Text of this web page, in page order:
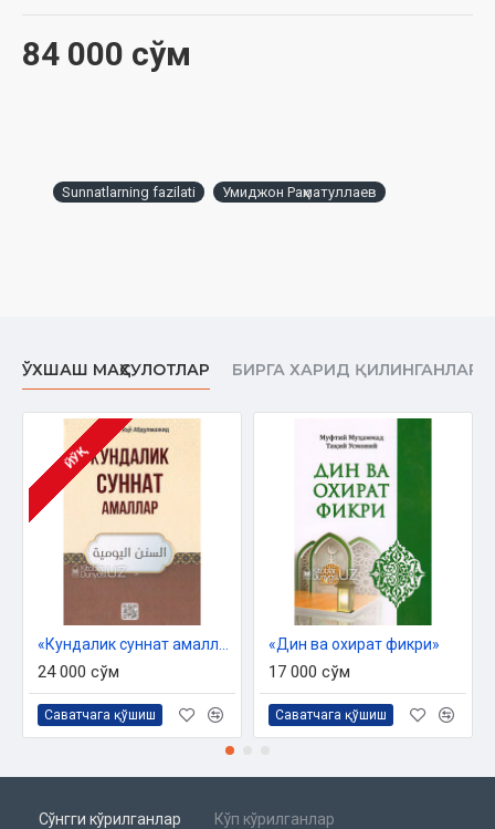
84 000 сўм
Sunnatlarning fazilati Умиджон Раҳматуллаев
ЎХШАШ МАҲСУЛОТЛАР БИРГА ХАРИД ҚИЛИНГАНЛАР
ЙЎҚ
24 000 сўм
Саватчага қўшиш
«Дин ва охират фикри»
17 000 сўм
Саватчага қўшиш
Сўнгги кўрилганлар Кўп кўрилганлар